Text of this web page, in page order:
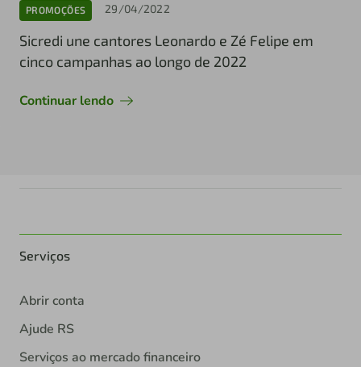
PROMOÇÕES 29/04/2022
Sicredi une cantores Leonardo e Zé Felipe em
cinco campanhas ao longo de 2022
Continuar lendo
Serviços
Abrir conta
Ajude RS
Serviços ao mercado financeiro